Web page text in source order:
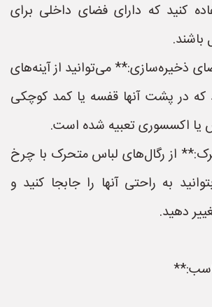
کنید که دارای فضای داخلی برای
ذخیره‌سازی:** می‌توانید از آینه‌های
که در پشت آنها قفسه یا کمد کوچکی
یا اکسسوری تعبیه شده است.
از رگال‌های لباس متحرک با چرخ
به راحتی آنها را جابجا کنید و
دهید.